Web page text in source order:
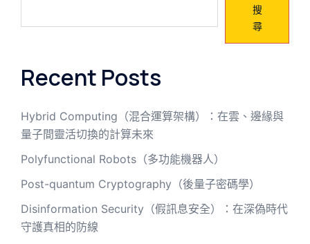
搜
尋
Recent Posts
Hybrid Computing（混合運算架構）：在雲、邊緣與
量子間靈活切換的計算未來
Polyfunctional Robots（多功能機器人）
Post-quantum Cryptography（後量子密碼學）
Disinformation Security（假訊息安全）：在深偽時代
守護真相的防線